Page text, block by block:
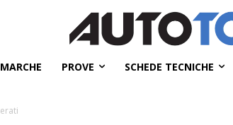
MARCHE PROVE SCHEDE TECNICHE